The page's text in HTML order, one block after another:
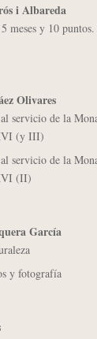
i Albareda
meses y 10
Olivares
servicio de la
(y III)
servicio de la
(II)
García
y fotografía